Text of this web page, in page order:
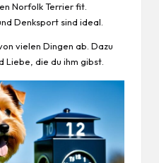
Norfolk Terrier fit.
Denksport sind ideal.
vielen Dingen ab. Dazu
Liebe, die du ihm gibst.